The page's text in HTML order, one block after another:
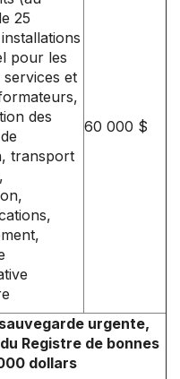
25
pour les
et
des
transport
60 000 $
urgente,
Registre de bonnes
dollars